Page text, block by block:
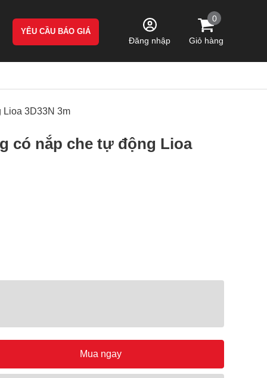
YÊU CẦU BÁO GIÁ
Đăng nhập
0
Giỏ hàng
Lioa 3D33N 3m
có nắp che tự động Lioa
Mua ngay